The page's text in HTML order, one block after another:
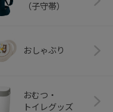
（子守帯）
おしゃぶり
おむつ・
トイレグッズ